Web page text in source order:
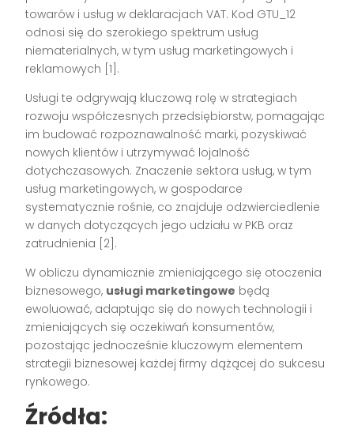
towarów i usług w deklaracjach VAT. Kod GTU_12
odnosi się do szerokiego spektrum usług
niematerialnych, w tym usług marketingowych i
reklamowych [1].
Usługi te odgrywają kluczową rolę w strategiach
rozwoju współczesnych przedsiębiorstw, pomagając
im budować rozpoznawalność marki, pozyskiwać
nowych klientów i utrzymywać lojalność
dotychczasowych. Znaczenie sektora usług, w tym
usług marketingowych, w gospodarce
systematycznie rośnie, co znajduje odzwierciedlenie
w danych dotyczących jego udziału w PKB oraz
zatrudnienia [2].
W obliczu dynamicznie zmieniającego się otoczenia
biznesowego, usługi marketingowe będą
ewoluować, adaptując się do nowych technologii i
zmieniających się oczekiwań konsumentów,
pozostając jednocześnie kluczowym elementem
strategii biznesowej każdej firmy dążącej do sukcesu
rynkowego.
Źródła: